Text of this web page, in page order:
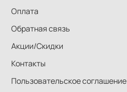
Оплата
Обратная связь
Акции/Скидки
Контакты
Пользовательское соглашение